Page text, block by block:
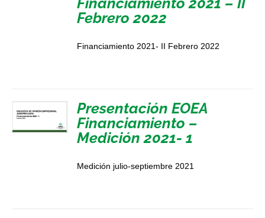
Febrero 2022
Financiamiento 2021- II Febrero 2022
Presentación EOEA
Financiamiento –
Medición 2021- 1
Medición julio-septiembre 2021